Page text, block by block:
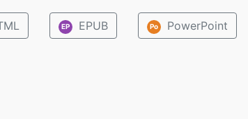
EP EPUB Po PowerPoint